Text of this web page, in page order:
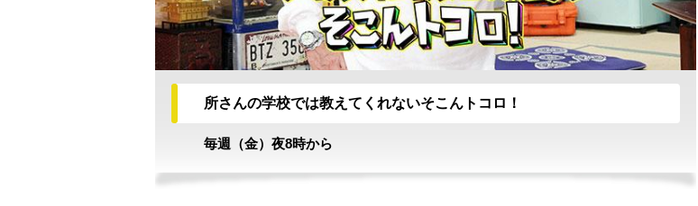
所さんの学校では教えてくれないそこんトコロ！
毎週（金）夜8時から
毎週土曜夜6:30～
ールド☆ ～あなたの街に新仰天！
2026年8月11日（火・祝
日経スペシャル 最新技
動く！クイズ X年後の